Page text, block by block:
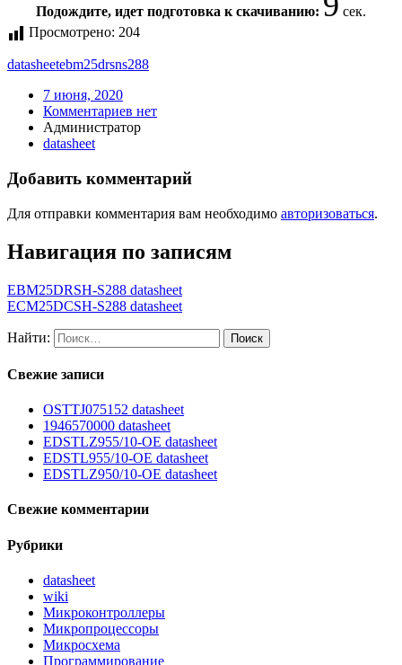
Подождите, идет подготовка к скачиванию:
сек.
Просмотрено: 204
datasheetebm25drsns288
7 июня, 2020
Комментариев нет
Администратор
datasheet
Добавить комментарий
Для отправки комментария вам необходимо авторизоваться.
Навигация по записям
EBM25DRSH-S288 datasheet
ECM25DCSH-S288 datasheet
Найти:
Свежие записи
OSTTJ075152 datasheet
1946570000 datasheet
EDSTLZ955/10-OE datasheet
EDSTL955/10-OE datasheet
EDSTLZ950/10-OE datasheet
Свежие комментарии
Рубрики
datasheet
wiki
Микроконтроллеры
Микропроцессоры
Микросхема
Программирование